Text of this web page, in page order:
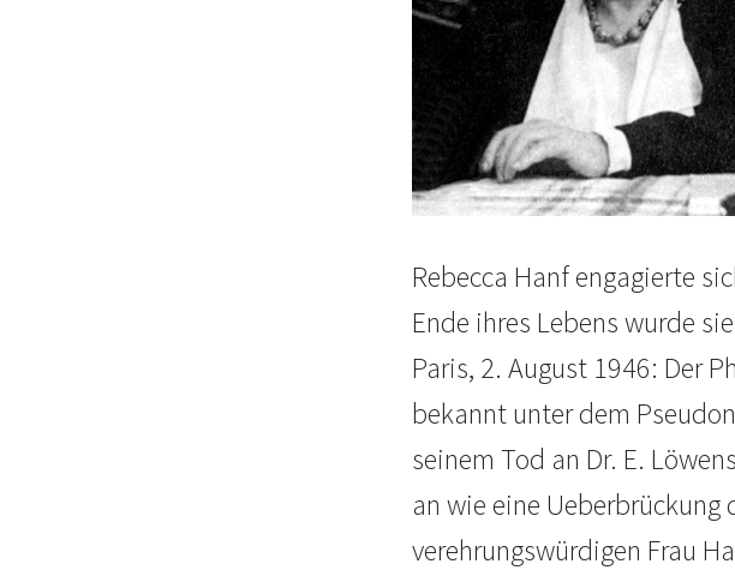
Rebecca Hanf engagierte
Ende ihres Lebens wurde
Paris, 2. August 1946: Der
bekannt unter dem
seinem Tod an Dr. E.
an wie eine Ueberbrückung
verehrungswürdigen Frau